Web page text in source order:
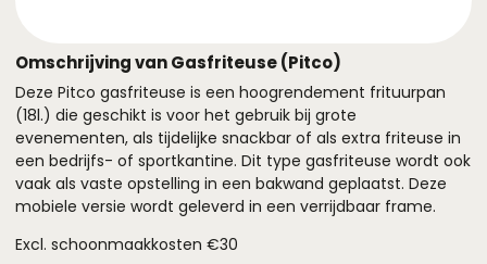
Omschrijving van Gasfriteuse (Pitco)
Deze Pitco gasfriteuse is een hoogrendement frituurpan
(18l.) die geschikt is voor het gebruik bij grote
evenementen, als tijdelijke snackbar of als extra friteuse in
een bedrijfs- of sportkantine. Dit type gasfriteuse wordt ook
vaak als vaste opstelling in een bakwand geplaatst. Deze
mobiele versie wordt geleverd in een verrijdbaar frame.
Excl. schoonmaakkosten €30